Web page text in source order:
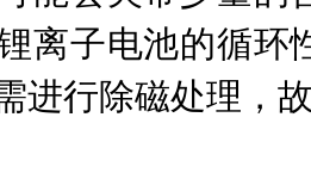
离子电池的循环
进行除磁处理，